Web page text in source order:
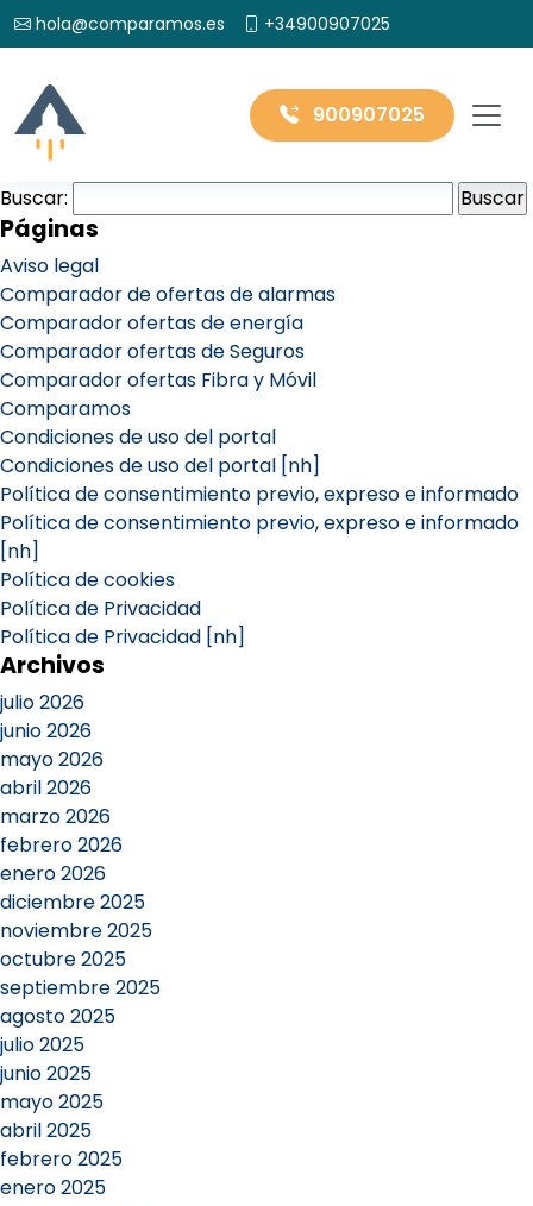
hola@comparamos.es +34900907025
900907025
Buscar:
Páginas
Aviso legal
Comparador de ofertas de alarmas
Comparador ofertas de energía
Comparador ofertas de Seguros
Comparador ofertas Fibra y Móvil
Comparamos
Condiciones de uso del portal
Condiciones de uso del portal [nh]
Política de consentimiento previo, expreso e informado
Política de consentimiento previo, expreso e informado
[nh]
Política de cookies
Política de Privacidad
Política de Privacidad [nh]
Archivos
julio 2026
junio 2026
mayo 2026
abril 2026
marzo 2026
febrero 2026
enero 2026
diciembre 2025
noviembre 2025
octubre 2025
septiembre 2025
agosto 2025
julio 2025
junio 2025
mayo 2025
abril 2025
febrero 2025
enero 2025